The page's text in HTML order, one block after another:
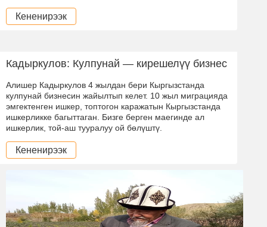
Кененирээк
Кадыркулов: Кулпунай — кирешелүү бизнес
Алишер Кадыркулов 4 жылдан бери Кыргызстанда
кулпунай бизнесин жайылтып келет. 10 жыл миграцияда
эмгектенген ишкер, топтогон каражатын Кыргызстанда
ишкерликке багыттаган. Бизге берген маегинде ал
ишкерлик, той-аш тууралуу ой бөлүштү.
Кененирээк